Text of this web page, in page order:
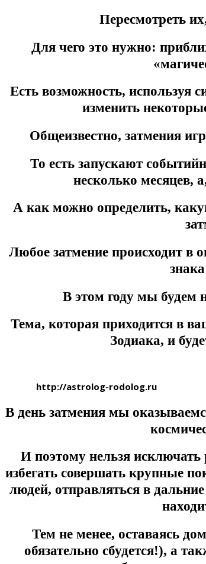
Пересмотреть
Для чего это нужно:
Есть возможность, используя
изменить
Общеизвестно, затмения
То есть запускают
несколько месяцев,
А как можно определить,
Любое затмение происходит в
В этом году мы будем
Тема, которая приходится в
Зодиака, и
http://astrolog-rodolog.ru
В день затмения мы
И поэтому нельзя
избегать совершать крупные
людей, отправляться в
Тем не менее, оставаясь
обязательно сбудется!), а